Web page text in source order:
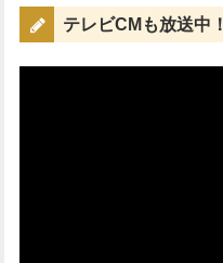
テレビCMも放送中！